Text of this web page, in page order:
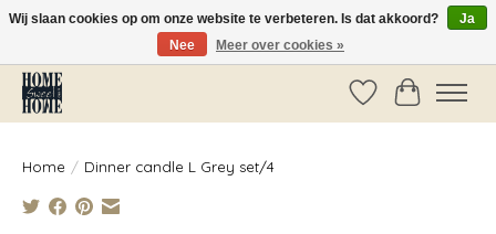
Vóór 14:00 besteld, dezelfde dag verzonden!
Verlanglijst
Home / Dinner candle L Grey set/4
Wij slaan cookies op om onze website te verbeteren. Is dat akkoord?
Ja
Nee
Meer over cookies »